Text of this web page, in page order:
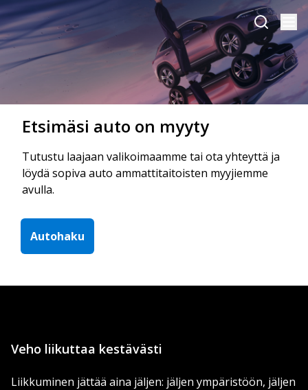
Etsimäsi auto on myyty
Tutustu laajaan valikoimaamme tai ota yhteyttä ja
löydä sopiva auto ammattitaitoisten myyjiemme
avulla.
Autohaku
Veho liikuttaa kestävästi
Liikkuminen jättää aina jäljen: jäljen ympäristöön, jäljen